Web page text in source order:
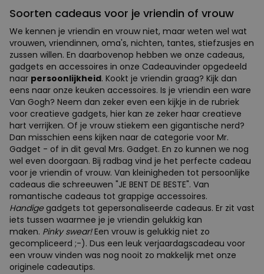
Soorten cadeaus voor je vriendin of vrouw
We kennen je vriendin en vrouw niet, maar weten wel wat
vrouwen, vriendinnen, oma's, nichten, tantes, stiefzusjes en
zussen willen. En daarbovenop hebben we onze cadeaus,
gadgets en accessoires in onze Cadeauvinder opgedeeld
naar persoonlijkheid. Kookt je vriendin graag? Kijk dan
eens naar onze keuken accessoires. Is je vriendin een ware
Van Gogh? Neem dan zeker even een kijkje in de rubriek
voor creatieve gadgets, hier kan ze zeker haar creatieve
hart verrijken. Of je vrouw stiekem een gigantische nerd?
Dan misschien eens kijken naar de categorie voor Mr.
Gadget - of in dit geval Mrs. Gadget. En zo kunnen we nog
wel even doorgaan. Bij radbag vind je het perfecte cadeau
voor je vriendin of vrouw. Van kleinigheden tot persoonlijke
cadeaus die schreeuwen "JE BENT DE BESTE". Van
romantische cadeaus tot grappige accessoires.
Handigegadgets tot gepersonaliseerde cadeaus. Er zit vast
iets tussen waarmee je je vriendin gelukkig kan
maken. Pinky swear!Een vrouw is gelukkig niet zo
gecompliceerd ;-). Dus een leuk verjaardagscadeau voor
een vrouw vinden was nog nooit zo makkelijk met onze
originele cadeautips.